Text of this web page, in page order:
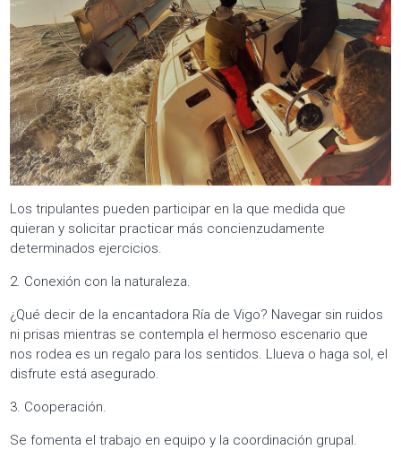
Los tripulantes pueden participar en la que medida que
quieran y solicitar practicar más concienzudamente
determinados ejercicios.
2. Conexión con la naturaleza.
¿Qué decir de la encantadora Ría de Vigo? Navegar sin ruidos
ni prisas mientras se contempla el hermoso escenario que
nos rodea es un regalo para los sentidos. Llueva o haga sol, el
disfrute está asegurado.
3. Cooperación.
Se fomenta el trabajo en equipo y la coordinación grupal.